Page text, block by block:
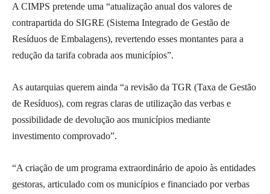
A CIMPS pretende uma “atualização anual dos valores de
contrapartida do SIGRE (Sistema Integrado de Gestão de
Resíduos de Embalagens), revertendo esses montantes para a
redução da tarifa cobrada aos municípios”.
As autarquias querem ainda “a revisão da TGR (Taxa de Gestão
de Resíduos), com regras claras de utilização das verbas e
possibilidade de devolução aos municípios mediante
investimento comprovado”.
“A criação de um programa extraordinário de apoio às entidades
gestoras, articulado com os municípios e financiado por verbas